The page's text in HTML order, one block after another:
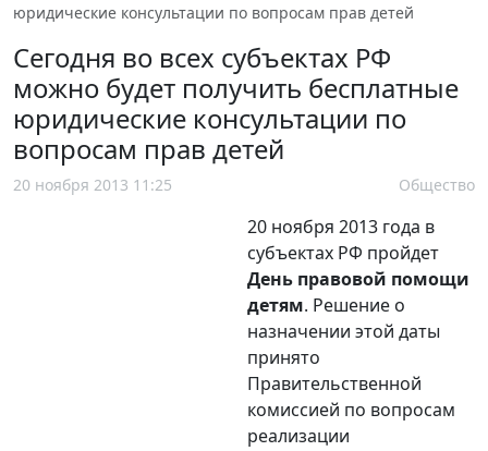
юридические консультации по вопросам прав детей
Сегодня во всех субъектах РФ
можно будет получить бесплатные
юридические консультации по
вопросам прав детей
20 ноября 2013 11:25 Общество
20 ноября 2013 года в
субъектах РФ пройдет
День правовой помощи
детям. Решение о
назначении этой даты
принято
Правительственной
комиссией по вопросам
реализации